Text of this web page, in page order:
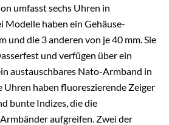
umfasst sechs Uhren in
Modelle haben ein Gehäuse-
und die 3 anderen von je 40 mm. Sie
und verfügen über ein
austauschbares Nato-Armband in
Uhren haben fluoreszierende Zeiger
bunte Indizes, die die
aufgreifen. Zwei der